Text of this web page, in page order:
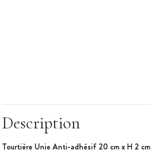
Description
Tourtière Unie Anti-adhésif 20 cm x H 2 cm